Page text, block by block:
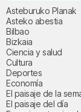
Asteburuko Planak
Asteko abestia
Bilbao
Bizkaia
Ciencia y salud
Cultura
Deportes
Economía
El paisaje de la
El paisaje del día